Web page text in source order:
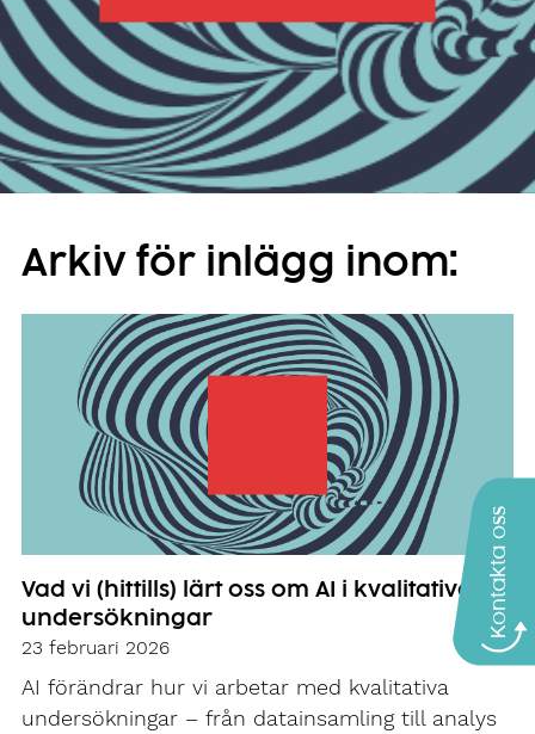
Kontakta oss
Arkiv för inlägg inom:
Vad vi (hittills) lärt oss om AI i kvalitativa
undersökningar
23 februari 2026
AI förändrar hur vi arbetar med kvalitativa
undersökningar – från datainsamling till analys